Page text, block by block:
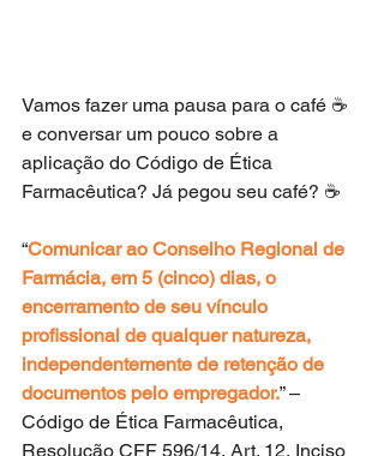
Vamos fazer uma pausa para o café ☕
e conversar um pouco sobre a
aplicação do Código de Ética
Farmacêutica? Já pegou seu café? ☕
“Comunicar ao Conselho Regional de
Farmácia, em 5 (cinco) dias, o
encerramento de seu vínculo
profissional de qualquer natureza,
independentemente de retenção de
documentos pelo empregador.” –
Código de Ética Farmacêutica,
Resolução CFF 596/14, Art. 12, Inciso